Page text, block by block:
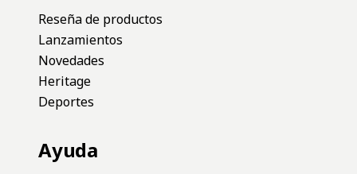
Reseña de productos
Lanzamientos
Novedades
Heritage
Deportes
Ayuda